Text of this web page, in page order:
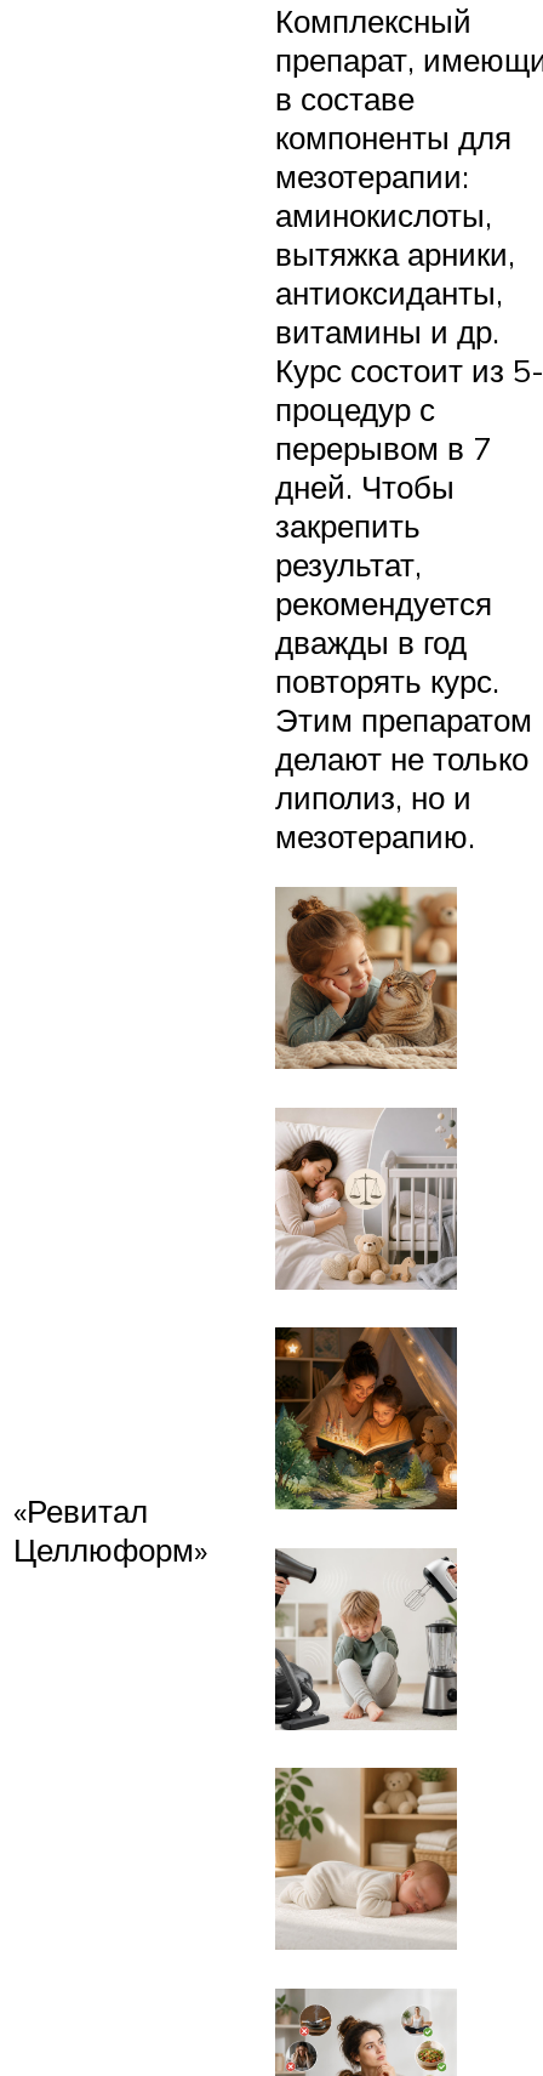
«Ревитал
Целлюформ»
Комплексный
препарат,
в составе
компоненты для
мезотерапии:
аминокислоты,
вытяжка арники,
антиоксиданты,
витамины и др.
Курс состоит из
процедур с
перерывом в 7
дней. Чтобы
закрепить
результат,
рекомендуется
дважды в год
повторять курс.
Этим препаратом
делают не только
липолиз, но и
мезотерапию.